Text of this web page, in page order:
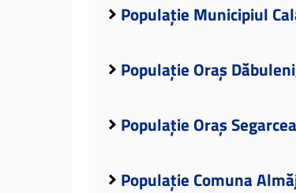
Populație Municipiul
Populație Oraș
Populație Oraș
Populație Comuna